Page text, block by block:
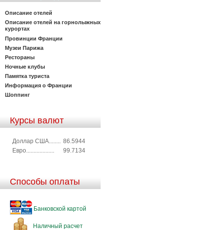
Описание отелей
Описание отелей на горнолыжных
курортах
Провинции Франции
Музеи Парижа
Рестораны
Ночные клубы
Памятка туриста
Информация о Франции
Шоппинг
Курсы валют
Доллар США........ 86.5944
Евро...................
99.7134
Способы оплаты
Банковской картой
Наличный расчет